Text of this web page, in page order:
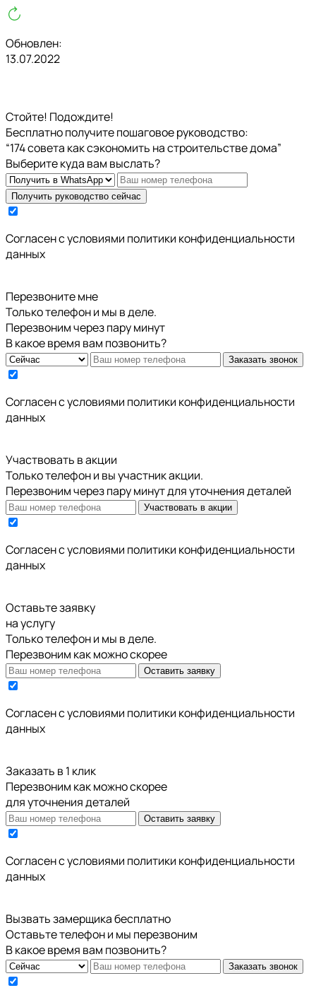
Обновлен:
13.07.2022
Стойте! Подождите!
Бесплатно получите пошаговое руководство:
“174 совета как сэкономить на строительстве дома”
Выберите куда вам выслать?
Получить руководство сейчас
Cогласен с условиями политики конфиденциальности
данных
Перезвоните мне
Только телефон и мы в деле.
Перезвоним через пару минут
В какое время вам позвонить?
Заказать звонок
Cогласен с условиями политики конфиденциальности
данных
Участвовать в акции
Только телефон и вы участник акции.
Перезвоним через пару минут для уточнения деталей
Участвовать в акции
Cогласен с условиями политики конфиденциальности
данных
Оставьте заявку
на услугу
Только телефон и мы в деле.
Перезвоним как можно скорее
Оставить заявку
Cогласен с условиями политики конфиденциальности
данных
Заказать в 1 клик
Перезвоним как можно скорее
для уточнения деталей
Оставить заявку
Cогласен с условиями политики конфиденциальности
данных
Вызвать замерщика бесплатно
Оставьте телефон и мы перезвоним
В какое время вам позвонить?
Заказать звонок